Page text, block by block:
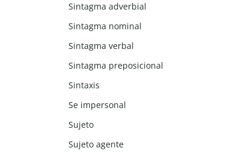
Sintagma adverbial
Sintagma nominal
Sintagma verbal
Sintagma preposicional
Sintaxis
Se impersonal
Sujeto
Sujeto agente